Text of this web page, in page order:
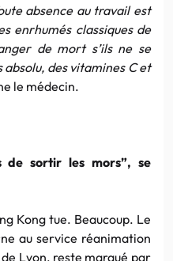
absence au travail est
enrhumés classiques de
de mort s’ils ne se
des vitamines C et
le médecin.
de sortir les mors”, se
Kong tue. Beaucoup. Le
au service réanimation
Lyon, reste marqué par